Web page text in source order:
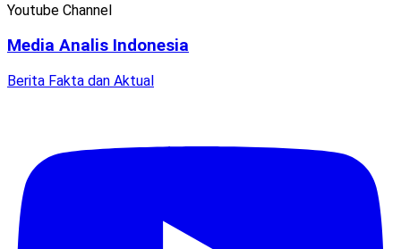
Youtube Channel
Media Analis Indonesia
Berita Fakta dan Aktual